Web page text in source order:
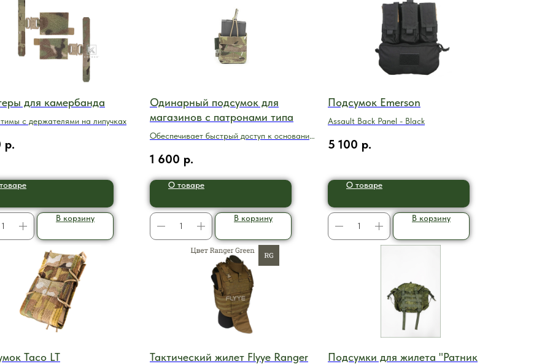
для камербанда
с держателями на липучках
р.
В корзину
Одинарный подсумок для
магазинов с патронами типа
Обеспечивает быстрый доступ к основанию
308 (7.62х51)
1 600 р.
О товаре
В корзину
Подсумок Emerson
Assault Back Panel - Black
5 100 р.
О товаре
В корзину
Taco LT
Тактический жилет Flyye Ranger
Подсумки для жилета "Ратник